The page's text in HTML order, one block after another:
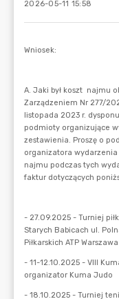
2026-05-11 15:58